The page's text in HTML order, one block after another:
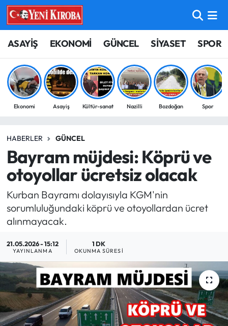
ASAYİŞ EKONOMİ GÜNCEL SİYASET SPOR
Ekonomi Asayiş Kültür-sanat Nazilli Bozdoğan Spor
HABERLER GÜNCEL
Bayram müjdesi: Köprü ve
otoyollar ücretsiz olacak
Kurban Bayramı dolayısıyla KGM'nin
sorumluluğundaki köprü ve otoyollardan ücret
alınmayacak.
21.05.2026 - 15:12
YAYINLANMA
1 DK
OKUNMA SÜRESI
ASAYİŞ
BİLİM-TEKNOLOJİ
ÇEVRE
EĞİTİM
EKONOMİ
GÜNCEL
GÜNDEM
MAGAZİN
SAĞLIK
SİYASET
SPOR
Aydın Nöbetçi Eczaneler
Aydın Hava Durumu
Aydin Namaz Vakitleri
Süper Lig Puan Durumu ve Fikstür
Tüm Manşetler
Son Dakika Haberleri
Haber Arşivi